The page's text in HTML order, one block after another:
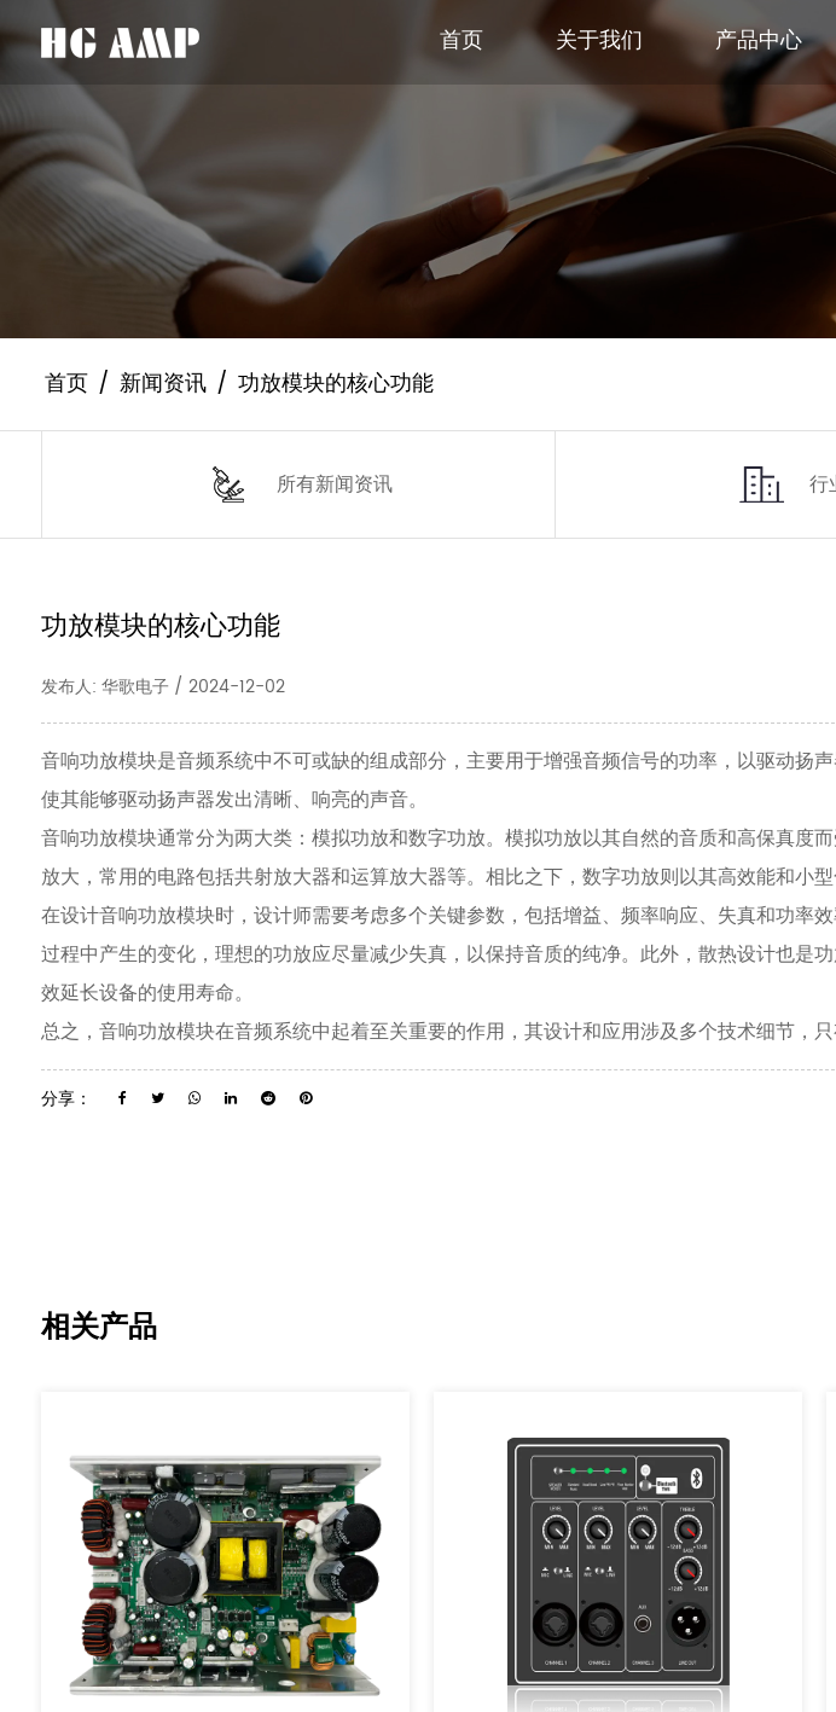
首页 关于我们 产品中心
首页 / 新闻资讯 / 功放模块的核心功能
所有新闻资讯 行
功放模块的核心功能
发布人: 华歌电子 / 2024-12-02
音响功放模块是音频系统中不可或缺的组成部分，主要用于增强音频信号的功率，以驱动扬
使其能够驱动扬声器发出清晰、响亮的声音。
音响功放模块通常分为两大类：模拟功放和数字功放。模拟功放以其自然的音质和高保真
放大，常用的电路包括共射放大器和运算放大器等。相比之下，数字功放则以其高效能和小
在设计音响功放模块时，设计师需要考虑多个关键参数，包括增益、频率响应、失真和功
过程中产生的变化，理想的功放应尽量减少失真，以保持音质的纯净。此外，散热设计也
效延长设备的使用寿命。
总之，音响功放模块在音频系统中起着至关重要的作用，其设计和应用涉及多个技术细节，
分享：
相关产品